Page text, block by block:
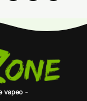
vapeo -